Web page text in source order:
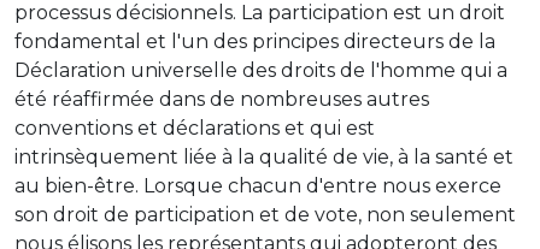
processus décisionnels. La participation est un droit
fondamental et l'un des principes directeurs de la
Déclaration universelle des droits de l'homme qui a
été réaffirmée dans de nombreuses autres
conventions et déclarations et qui est
intrinsèquement liée à la qualité de vie, à la santé et
au bien-être. Lorsque chacun d'entre nous exerce
son droit de participation et de vote, non seulement
nous élisons les représentants qui adopteront des